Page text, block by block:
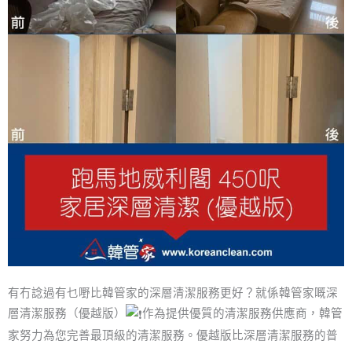
有冇諗過有乜嘢比韓管家的深層清潔服務更好？就係韓管家嘅深
層清潔服務（優越版）
作為提供優質的清潔服務供應商，韓管
家努力為您完善最頂級的清潔服務。優越版比深層清潔服務的普